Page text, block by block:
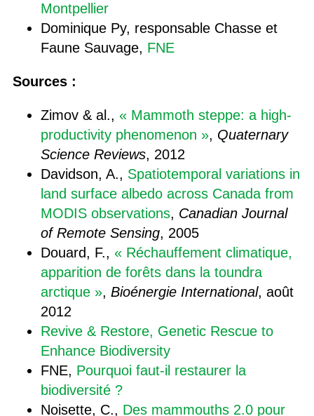
Montpellier
Dominique Py, responsable Chasse et
Faune Sauvage, FNE
Sources :
Zimov & al., « Mammoth steppe: a high-
productivity phenomenon », Quaternary
Science Reviews, 2012
Davidson, A., Spatiotemporal variations in
land surface albedo across Canada from
MODIS observations, Canadian Journal
of Remote Sensing, 2005
Douard, F., « Réchauffement climatique,
apparition de forêts dans la toundra
arctique », Bioénergie International, août
2012
Revive & Restore, Genetic Rescue to
Enhance Biodiversity
FNE, Pourquoi faut-il restaurer la
biodiversité ?
Noisette, C., Des mammouths 2.0 pour